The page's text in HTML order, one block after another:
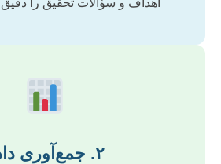
اهداف و سؤالات تحقیق را
۲. جمع‌آوری داده